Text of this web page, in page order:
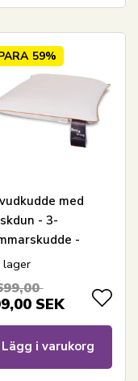
59%
med
- 3-
-
- 60x63 cm
lager
SEK
Lägg i varukorg